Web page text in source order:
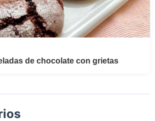
de chocolate con grietas